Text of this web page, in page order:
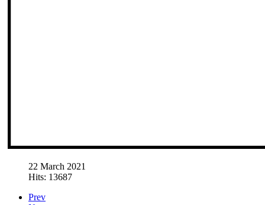
22 March 2021
Hits: 13687
Prev